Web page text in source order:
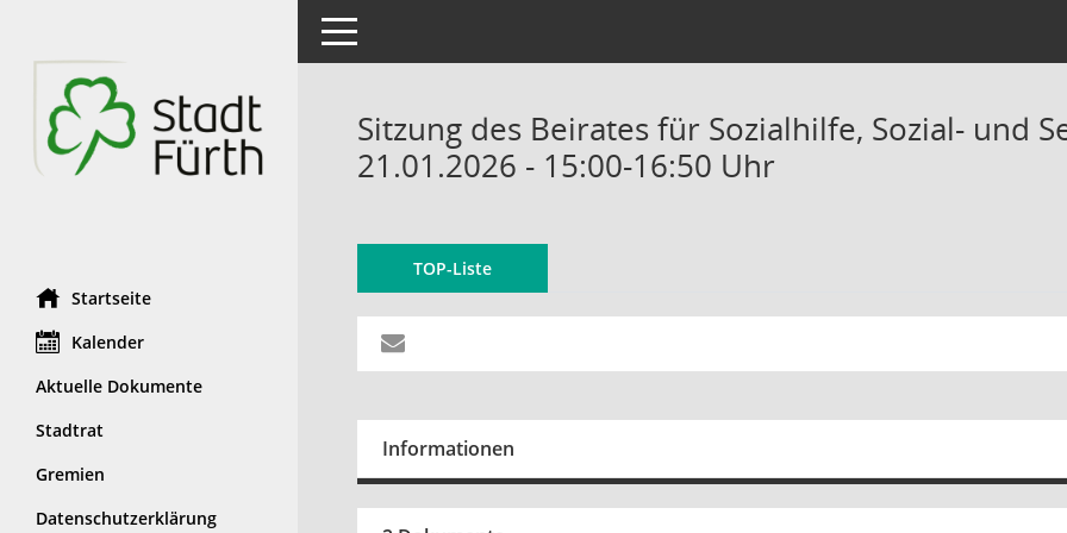
Startseite
Kalender
Aktuelle Dokumente
Stadtrat
Gremien
Datenschutzerklärung
Toggle navigation
Sitzung des Beirates für Sozialhilfe, Sozial- und
21.01.2026 - 15:00-16:50 Uhr
TOP-Liste
Informationen